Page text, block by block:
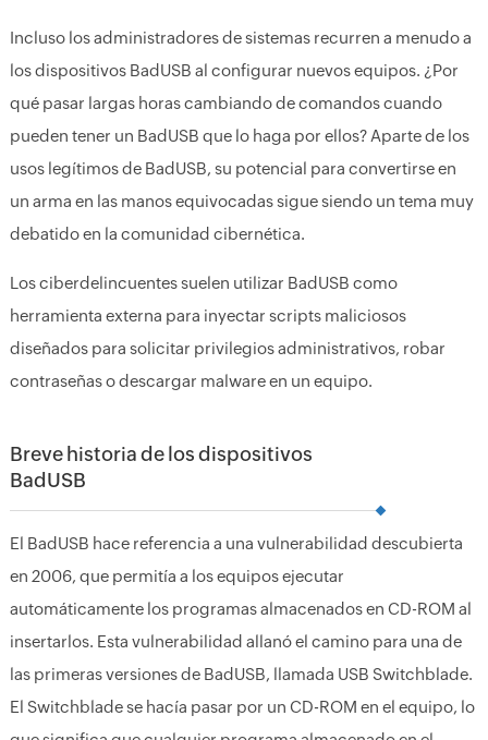
Incluso los administradores de sistemas recurren a menudo a
los dispositivos BadUSB al configurar nuevos equipos. ¿Por
qué pasar largas horas cambiando de comandos cuando
pueden tener un BadUSB que lo haga por ellos? Aparte de los
usos legítimos de BadUSB, su potencial para convertirse en
un arma en las manos equivocadas sigue siendo un tema muy
debatido en la comunidad cibernética.
Los ciberdelincuentes suelen utilizar BadUSB como
herramienta externa para inyectar scripts maliciosos
diseñados para solicitar privilegios administrativos, robar
contraseñas o descargar malware en un equipo.
Breve historia de los dispositivos
BadUSB
El BadUSB hace referencia a una vulnerabilidad descubierta
en 2006, que permitía a los equipos ejecutar
automáticamente los programas almacenados en CD-ROM al
insertarlos. Esta vulnerabilidad allanó el camino para una de
las primeras versiones de BadUSB, llamada USB Switchblade.
El Switchblade se hacía pasar por un CD-ROM en el equipo, lo